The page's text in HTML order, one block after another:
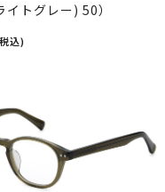
イトグレー) 50）
込)